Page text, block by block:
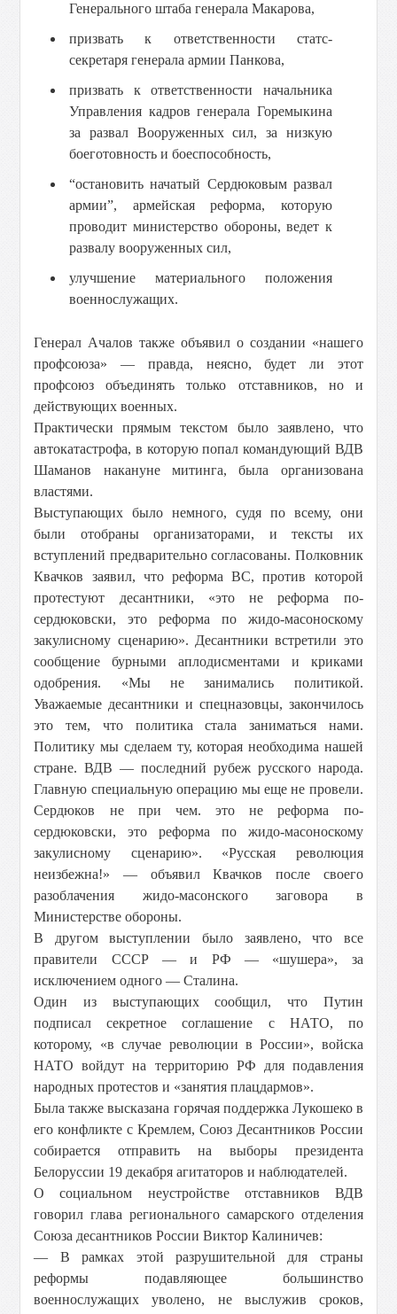
Генерального штаба генерала Макарова,
призвать к ответственности статс-
секретаря генерала армии Панкова,
призвать к ответственности начальника
Управления кадров генерала Горемыкина
за развал Вооруженных сил, за низкую
боеготовность и боеспособность,
“остановить начатый Сердюковым развал
армии”, армейская реформа, которую
проводит министерство обороны, ведет к
развалу вооруженных сил,
улучшение материального положения
военнослужащих.
Генерал Ачалов также объявил о создании «нашего
профсоюза» — правда, неясно, будет ли этот
профсоюз объединять только отставников, но и
действующих военных.
Практически прямым текстом было заявлено, что
автокатастрофа, в которую попал командующий ВДВ
Шаманов накануне митинга, была организована
властями.
Выступающих было немного, судя по всему, они
были отобраны организаторами, и тексты их
вступлений предварительно согласованы. Полковник
Квачков заявил, что реформа ВС, против которой
протестуют десантники, «это не реформа по-
сердюковски, это реформа по жидо-масоноскому
закулисному сценарию». Десантники встретили это
сообщение бурными аплодисментами и криками
одобрения. «Мы не занимались политикой.
Уважаемые десантники и спецназовцы, закончилось
это тем, что политика стала заниматься нами.
Политику мы сделаем ту, которая необходима нашей
стране. ВДВ — последний рубеж русского народа.
Главную специальную операцию мы еще не провели.
Сердюков не при чем. это не реформа по-
сердюковски, это реформа по жидо-масоноскому
закулисному сценарию». «Русская революция
неизбежна!» — объявил Квачков после своего
разоблачения жидо-масонского заговора в
Министерстве обороны.
В другом выступлении было заявлено, что все
правители СССР — и РФ — «шушера», за
исключением одного — Сталина.
Один из выступающих сообщил, что Путин
подписал секретное соглашение с НАТО, по
которому, «в случае революции в России», войска
НАТО войдут на территорию РФ для подавления
народных протестов и «занятия плацдармов».
Была также высказана горячая поддержка Лукошеко в
его конфликте с Кремлем, Союз Десантников России
собирается отправить на выборы президента
Белоруссии 19 декабря агитаторов и наблюдателей.
О социальном неустройстве отставников ВДВ
говорил глава регионального самарского отделения
Союза десантников России Виктор Калиничев:
— В рамках этой разрушительной для страны
реформы подавляющее большинство
военнослужащих уволено, не выслужив сроков,